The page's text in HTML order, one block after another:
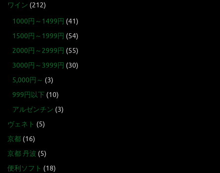
ワイン (212)
1000円～1499円 (41)
1500円～1999円 (54)
2000円～2999円 (55)
3000円～3999円 (30)
5,000円～ (3)
999円以下 (10)
アルゼンチン (3)
ヴェネト (5)
京都 (16)
京都 丹波 (5)
便利ソフト (18)